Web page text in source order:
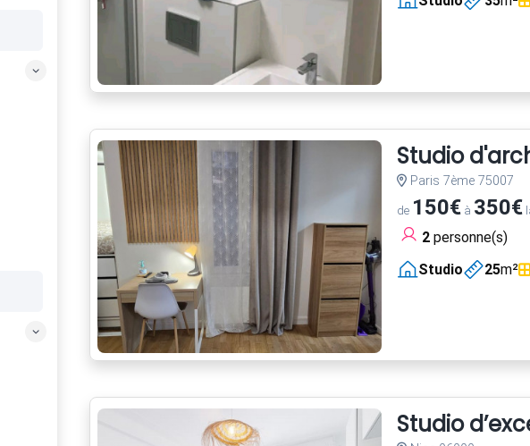
Studio
Paris 7ème 75007
de 150€à 350€
2personne(s)
Studio
25m²
Studio